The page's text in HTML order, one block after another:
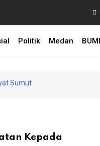
Pidato Optimistis di Apel ASN,
Politik Medan
Sumut
Kepada